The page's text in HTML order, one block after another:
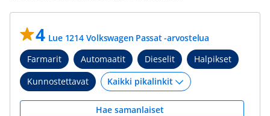
4 Lue 1214 Volkswagen Passat -arvostelua
Farmarit
Automaatit Dieselit
Halpikset
Kunnostettavat
Hae samanlaiset